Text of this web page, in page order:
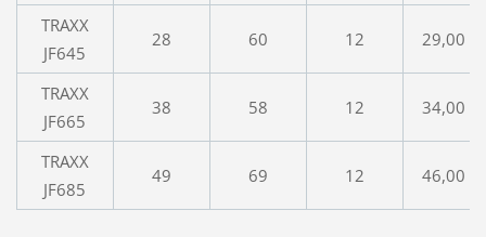
TRAXX
JF645
28 60 12 29,00 €
TRAXX
JF665
38 58 12 34,00 €
TRAXX
JF685
49 69 12 46,00 €